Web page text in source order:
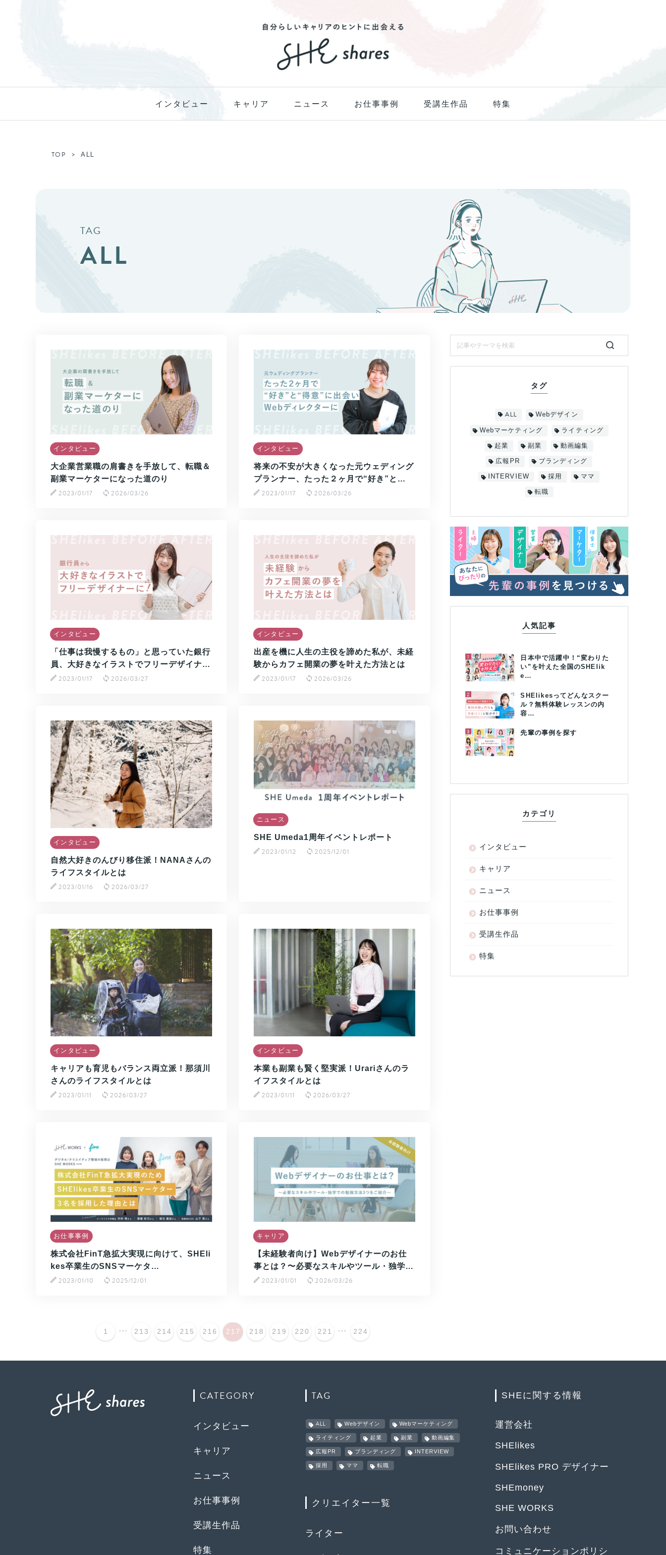
インタビュー キャリア ニュース お仕事事例 受講生作品 特集
TOP ALL
TAG
ALL
インタビュー
大企業営業職の肩書きを手放して、転職＆
副業マーケターになった道のり
2023/01/17 2026/03/26
インタビュー
将来の不安が大きくなった元ウェディング
プランナー、たった２ヶ月で“好き”と…
2023/01/17 2026/03/26
インタビュー
「仕事は我慢するもの」と思っていた銀行
員、大好きなイラストでフリーデザイナ…
2023/01/17 2026/03/27
インタビュー
出産を機に人生の主役を諦めた私が、未経
験からカフェ開業の夢を叶えた方法とは
2023/01/17 2026/03/26
インタビュー
自然大好きのんびり移住派！NANAさんの
ライフスタイルとは
2023/01/16 2026/03/27
ニュース
SHE Umeda1周年イベントレポート
2023/01/12 2025/12/01
インタビュー
キャリアも育児もバランス両立派！那須川
さんのライフスタイルとは
2023/01/11 2026/03/27
インタビュー
本業も副業も賢く堅実派！Urariさんのラ
イフスタイルとは
2023/01/11 2026/03/27
お仕事事例
株式会社FinT急拡大実現に向けて、SHEli
kes卒業生のSNSマーケタ…
2023/01/10 2025/12/01
キャリア
【未経験者向け】Webデザイナーのお仕
事とは？〜必要なスキルやツール・独学…
2023/01/01 2026/03/26
1 ... 213 214 215 216 217 218 219 220 221 ... 224
タグ
ALL Webデザイン
Webマーケティング ライティング
起業 副業 動画編集
広報PR ブランディング
INTERVIEW 採用 ママ
転職
人気記事
1
日本中で活躍中！“変わりた
い”を叶えた全国のSHElik
e…
2
SHElikesってどんなスクー
ル？無料体験レッスンの内
容…
3 先輩の事例を探す
カテゴリ
インタビュー
キャリア
ニュース
お仕事事例
受講生作品
特集
CATEGORY
インタビュー
キャリア
ニュース
お仕事事例
受講生作品
特集
TAG
ALL Webデザイン Webマーケティング
ライティング 起業 副業 動画編集
広報PR ブランディング INTERVIEW
採用 ママ 転職
クリエイター一覧
ライター
SHEに関する情報
運営会社
SHElikes
SHElikes PRO デザイナー
SHEmoney
SHE WORKS
お問い合わせ
コミュニケーションポリシ